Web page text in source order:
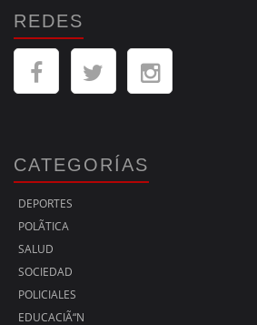
REDES
CATEGORÍAS
DEPORTES
POLÃ­TICA
SALUD
SOCIEDAD
POLICIALES
EDUCACIÃ“N